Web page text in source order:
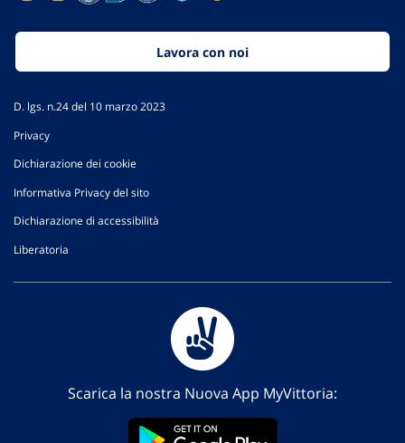
Lavora con noi
D. lgs. n.24 del 10 marzo 2023
Privacy
Dichiarazione dei cookie
Informativa Privacy del sito
Dichiarazione di accessibilità
Liberatoria
Scarica la nostra Nuova App MyVittoria: